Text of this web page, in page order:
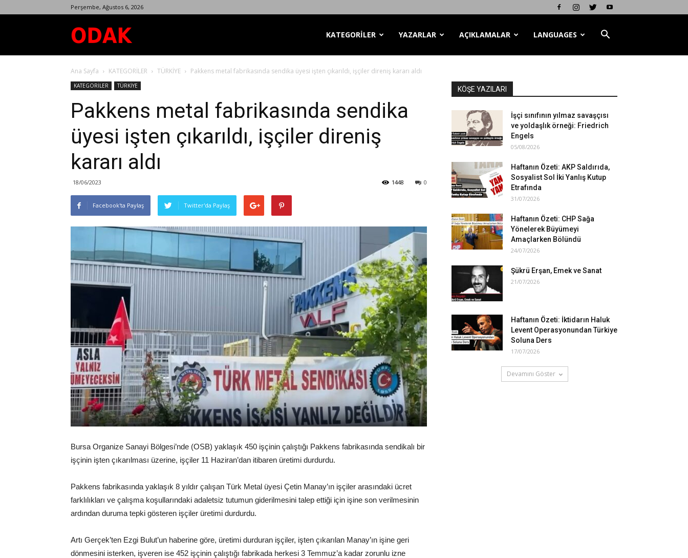
Perşembe, Ağustos 6, 2026
Dergisi
KATEGORİLER YAZARLAR AÇIKLAMALAR LANGUAGES
Ana Sayfa KATEGORİLER TÜRKİYE Pakkens metal fabrikasında sendika üyesi işten çıkarıldı, işçiler direniş kararı aldı
KATEGORİLER TÜRKİYE
Pakkens metal fabrikasında sendika
üyesi işten çıkarıldı, işçiler direniş
kararı aldı
18/06/2023 0
1448
Facebook'ta Paylaş Twitter'da Paylaş
Bursa Organize Sanayi Bölgesi’nde (OSB) yaklaşık 450 işçinin çalıştığı Pakkens fabrikasında sendikalı bir
işçinin işten çıkarılması üzerine, işçiler 11 Haziran’dan itibaren üretimi durdurdu.
Pakkens fabrikasında yaklaşık 8 yıldır çalışan Türk Metal üyesi Çetin Manay’ın işçiler arasındaki ücret
farklılıkları ve çalışma koşullarındaki adaletsiz tutumun giderilmesini talep ettiği için işine son verilmesinin
ardından duruma tepki gösteren işçiler üretimi durdurdu.
Artı Gerçek’ten Ezgi Bulut’un haberine göre, üretimi durduran işçiler, işten çıkarılan Manay’ın işine geri
dönmesini isterken, işveren ise 452 işçinin çalıştığı fabrikada herkesi 3 Temmuz’a kadar zorunlu izne
KÖŞE YAZILARI
İşçi sınıfının yılmaz savaşçısı
ve yoldaşlık örneği: Friedrich
Engels
05/08/2026
Haftanın Özeti: AKP Saldırıda,
Sosyalist Sol İki Yanlış Kutup
Etrafında
31/07/2026
Haftanın Özeti: CHP Sağa
Yönelerek Büyümeyi
Amaçlarken Bölündü
24/07/2026
Şükrü Erşan, Emek ve Sanat
21/07/2026
Haftanın Özeti: İktidarın Haluk
Levent Operasyonundan Türkiye
Soluna Ders
17/07/2026
Devamını Göster